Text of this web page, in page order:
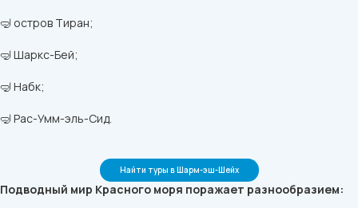
🤿 остров Тиран;
🤿 Шаркс-Бей;
🤿 Набк;
🤿 Рас-Умм-эль-Сид.
Найти туры в Шарм-эш-Шейх
Подводный мир Красного моря поражает разнообразием: